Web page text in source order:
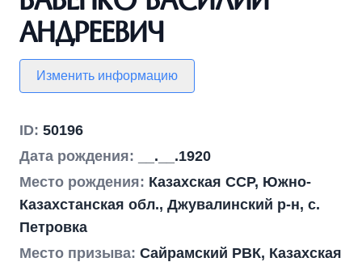
Андреевич
Изменить информацию
ID: 50196
Дата рождения:
__.__.1920
Место рождения: Казахская ССР, Южно-
Казахстанская обл., Джувалинский р-н, с.
Петровка
Место призыва: Сайрамский РВК, Казахская